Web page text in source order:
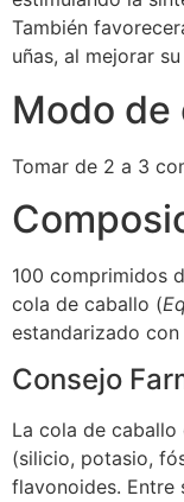
También
uñas, al mejorar
Modo de
Tomar de 2 a 3
100 comprimidos
cola de caballo (
estandarizado
Consejo
La cola de caballo
(silicio, potasio,
flavonoides. Entre